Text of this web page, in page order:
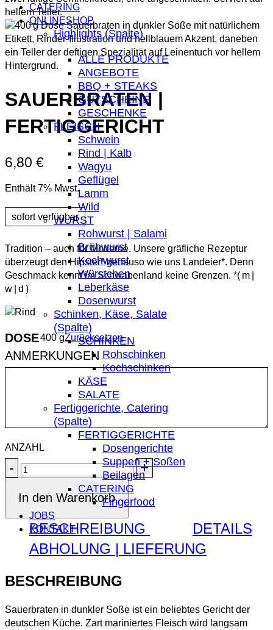
CATERING
ONLINESHOP
Highlights (Spalte)
ALLE PRODUKTE
ANGEBOTE
BBQ + STEAKS
GUTSCHEINE
GESCHENKE
FLEISCH
Schwein
Rind | Kalb
Wagyu
Geflügel
Lamm
Wild
WURST
Rohwurst | Salami
Brühwurst
Kochwurst
Würstchen
Leberkäse
Dosenwurst
Schinken, Käse, Salate
(Spalte)
SCHINKEN
Rohschinken
Kochschinken
KÄSE
SALATE
Fertiggerichte, Catering
(Spalte)
FERTIGGERICHTE
Dosengerichte
Suppen + Soßen
Beilagen
CATERING
Fingerfood
JOBS
KONTAKT
SAUERBRATEN |
FERTIGGERICHT
6,80 €
Enthält 7% Mwst.
Tradition – auch für Moderne. Unsere gräfliche Rezeptur
überzeugt den Hipster* genauso wie uns Landeier*. Denn
Geschmack kennt im Schwabenland keine Grenzen. *( m |
w | d )
DOSE400 gZurücksetzen
ANMERKUNGEN
SAUERBRATEN
|
FERTIGGERICHT
Menge
In den Warenkorb
BESCHREIBUNG
DETAILS
ABHOLUNG | LIEFERUNG
BESCHREIBUNG
Sauerbraten in dunkler Soße ist ein beliebtes Gericht der
deutschen Küche. Zart mariniertes Fleisch wird langsam